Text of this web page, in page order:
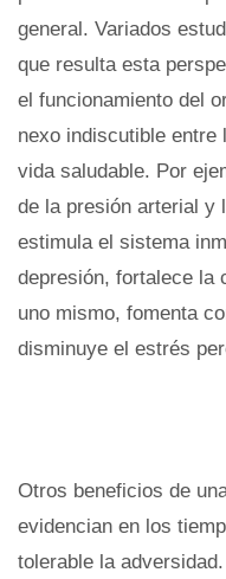
general. Variados
que resulta esta
el funcionamiento del
nexo indiscutible
vida saludable. Por
de la presión arterial y
estimula el sistema
depresión, fortalece la
uno mismo, fomenta
disminuye el estrés
Otros beneficios de
evidencian en los
tolerable la